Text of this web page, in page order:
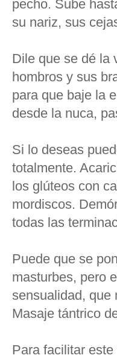
pecho. Sube
su nariz, sus
Dile que se dé la
hombros y sus
para que baje la
desde la nuca,
Si lo deseas
totalmente.
los glúteos con
mordiscos.
todas las
Puede que se
masturbes, pero
sensualidad, que
Masaje tántrico
Para facilitar